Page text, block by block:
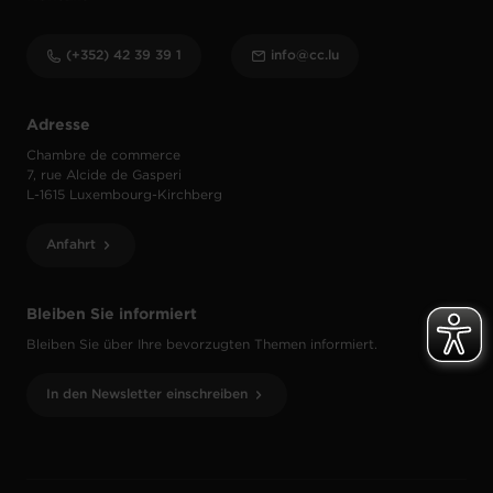
Bleiben Sie informiert
Bleiben Sie über Ihre bevorzugten Themen informiert.
In den Newsletter einschreiben
Adresse
Chambre de commerce
7, rue Alcide de Gasperi
L-1615 Luxembourg-Kirchberg
Anfahrt
(+352) 42 39 39 1 info@cc.lu